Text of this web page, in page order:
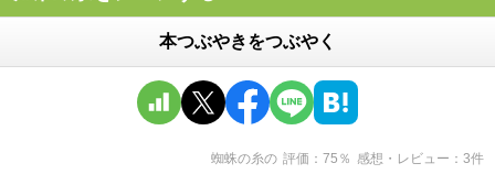
本つぶやきをつぶやく
蜘蛛の糸の 評価 75 ％ 感想・レビュー 3件